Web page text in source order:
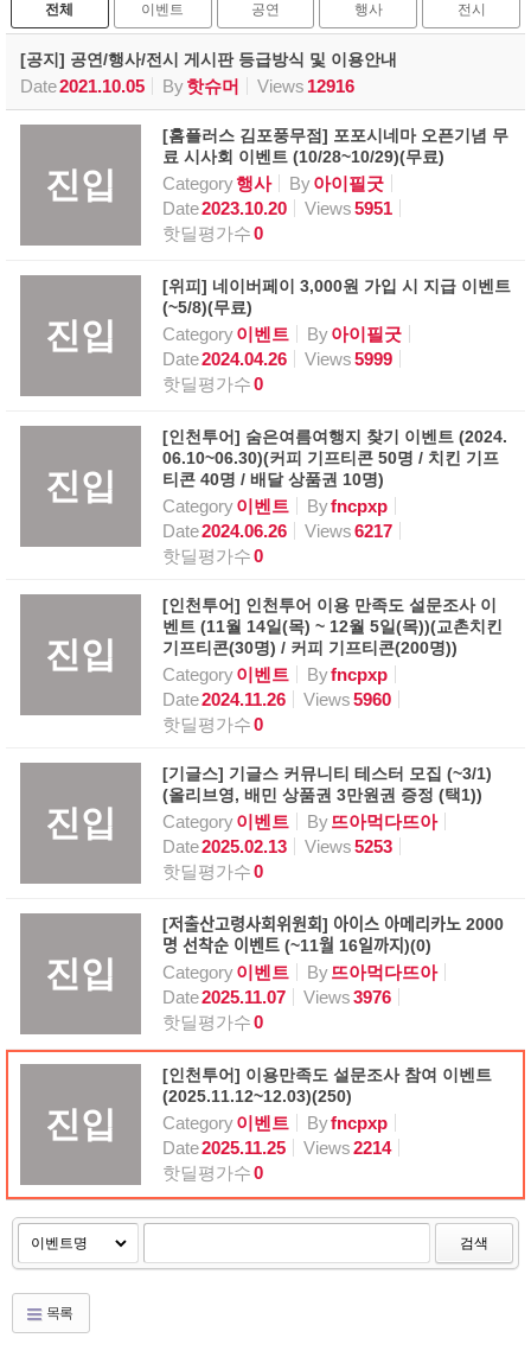
전체 이벤트 공연 행사 전시
[공지] 공연/행사/전시 게시판 등급방식 및 이용안내
Date2021.10.05 By핫슈머 Views 12916
진입
[홈플러스 김포풍무점] 포포시네마 오픈기념 무
료 시사회 이벤트 (10/28~10/29)(무료)
Category행사 By아이필굿
Date2023.10.20 Views5951
핫딜평가수0
진입
[위피] 네이버페이 3,000원 가입 시 지급 이벤트
(~5/8)(무료)
Category이벤트 By아이필굿
Date2024.04.26 Views5999
핫딜평가수0
진입
[인천투어] 숨은여름여행지 찾기 이벤트 (2024.
06.10~06.30)(커피 기프티콘 50명 / 치킨 기프
티콘 40명 / 배달 상품권 10명)
Category이벤트 Byfncpxp
Date2024.06.26 Views6217
핫딜평가수0
진입
[인천투어] 인천투어 이용 만족도 설문조사 이
벤트 (11월 14일(목) ~ 12월 5일(목))(교촌치킨
기프티콘(30명) / 커피 기프티콘(200명))
Category이벤트 Byfncpxp
Date2024.11.26 Views5960
핫딜평가수0
진입
[기글스] 기글스 커뮤니티 테스터 모집 (~3/1)
(올리브영, 배민 상품권 3만원권 증정 (택1))
Category이벤트 By뜨아먹다뜨아
Date2025.02.13 Views5253
핫딜평가수0
진입
[저출산고령사회위원회] 아이스 아메리카노 2000
명 선착순 이벤트 (~11월 16일까지)(0)
Category이벤트 By뜨아먹다뜨아
Date2025.11.07 Views3976
핫딜평가수0
진입
[인천투어] 이용만족도 설문조사 참여 이벤트
(2025.11.12~12.03)(250)
Category이벤트 Byfncpxp
Date2025.11.25 Views2214
핫딜평가수0
검색
목록